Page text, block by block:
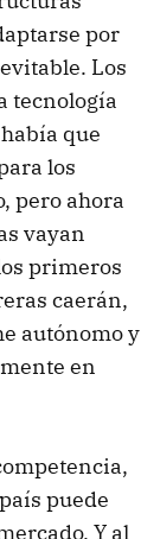
por
Los
tecnología
que
los
pero ahora
vayan
primeros
caerán,
autónomo y
en
puede
Y al